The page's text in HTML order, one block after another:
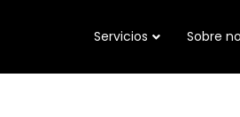
Servicios Sobre